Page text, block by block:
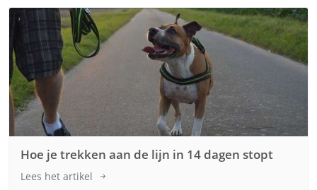
Hoe je trekken aan de lijn in 14 dagen stopt
Lees het artikel